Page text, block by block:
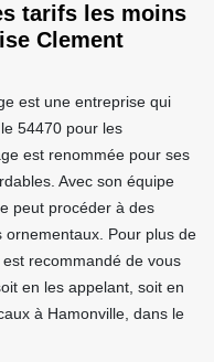
tarifs les moins
Clement
est une entreprise qui
54470 pour les
est renommée pour ses
Avec son équipe
peut procéder à des
ornementaux. Pour plus de
recommandé de vous
en les appelant, soit en
à Hamonville, dans le